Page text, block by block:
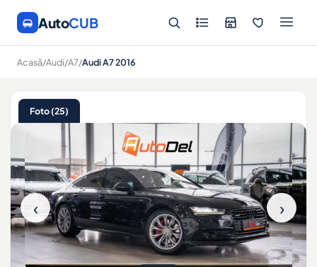
AutoCUB
Acasă/Audi/A7/Audi A7 2016
Foto (25)
‹ ›